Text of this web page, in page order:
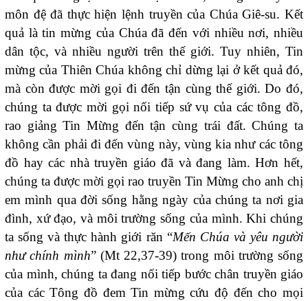
môn đệ đã thực hiện lệnh truyền của Chúa Giê-su. Kết
quả là tin mừng của Chúa đã đến với nhiều nơi, nhiều
dân tộc, và nhiều người trên thế giới. Tuy nhiên, Tin
mừng của Thiên Chúa không chỉ dừng lại ở kết quả đó,
mà còn được mời gọi đi đến tận cùng thế giới. Do đó,
chúng ta được mời gọi nối tiếp sứ vụ của các tông đồ,
rao giảng Tin Mừng đến tận cùng trái đất. Chúng ta
không cần phải đi đến vùng này, vùng kia như các tông
đồ hay các nhà truyền giáo đã và đang làm. Hơn hết,
chúng ta được mời gọi rao truyền Tin Mừng cho anh chị
em mình qua đời sống hằng ngày của chúng ta nơi gia
đình, xứ đạo, và môi trường sống của mình. Khi chúng
ta sống và thực hành giới răn “Mến Chúa và yêu người
như chính mình” (Mt 22,37-39) trong môi trường sống
của mình, chúng ta đang nối tiếp bước chân truyền giáo
của các Tông đồ đem Tin mừng cứu độ đến cho mọi